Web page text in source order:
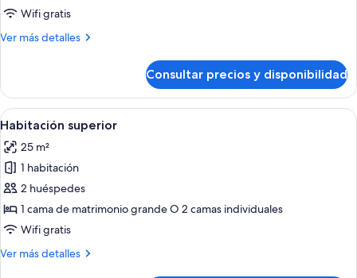
principal
mar
Wifi gratis
Ver más detalles
Más
familiar
principal
vista
Consultar precios y disponibilidad
Abrir
todas
las
fotos
de
Habitación
superior
Una habitación de hotel con cama,
5
Habitación superior
25 m²
1 habitación
2 huéspedes
1 cama de matrimonio grande O 2 camas individuales
Wifi gratis
Ver más detalles
Más